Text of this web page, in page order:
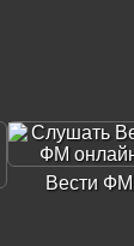
Вести ФМ